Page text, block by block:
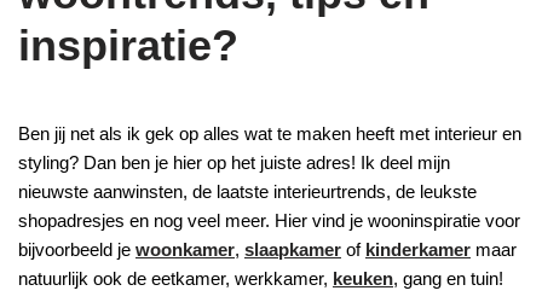
inspiratie?
Ben jij net als ik gek op alles wat te maken heeft met interieur en
styling? Dan ben je hier op het juiste adres! Ik deel mijn
nieuwste aanwinsten, de laatste interieurtrends, de leukste
shopadresjes en nog veel meer. Hier vind je wooninspiratie voor
bijvoorbeeld je woonkamer, slaapkamer of kinderkamer maar
natuurlijk ook de eetkamer, werkkamer, keuken, gang en tuin!